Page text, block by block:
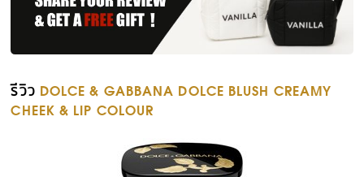
รีวิว DOLCE & GABBANA DOLCE BLUSH CREAMY
CHEEK & LIP COLOUR